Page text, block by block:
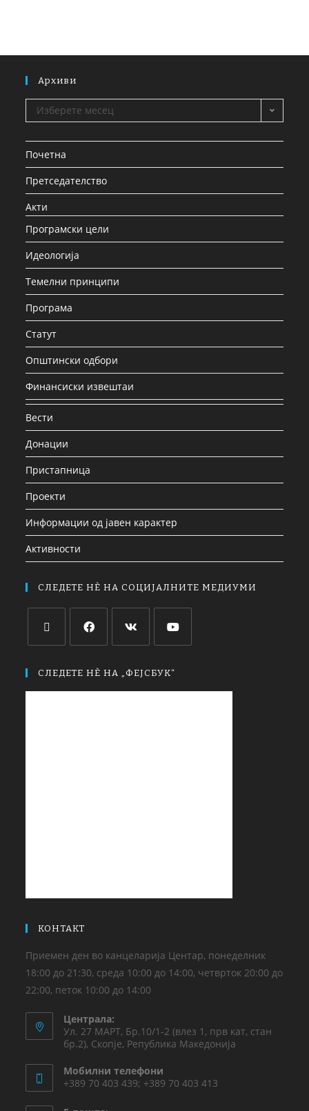
Архиви
Изберете месец
Почетна
Претседателство
Акти
Програмски цели
Идеологија
Темелни принципи
Програма
Статут
Општински одбори
Финансиски извештаи
Вести
Донации
Пристапница
Проекти
Информации од јавен карактер
Активности
СЛЕДЕТЕ НЀ НА СОЦИЈАЛНИТЕ МЕДИУМИ
СЛЕДЕТЕ НЀ НА „ФЕЈСБУК“
КОНТАКТ
Приемен ден во канцеларија Центар, понеделник
18:00 до 21:30, среда 10:00 до 14:00, четврток 20:00 до
22:00, петок 10:00 до 14:00
Централа:
Ул. 27 МАРТ, Бр.10/1-2 (влез 1, прв кат, стан
бр.2), Скопје, Република Македонија
Мобилни телефони
+389 70 403 439; +389 70 403 413